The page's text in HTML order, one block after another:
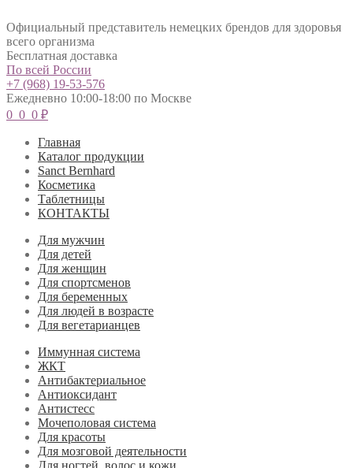
Официальный представитель немецких брендов для здоровья
всего организма
Бесплатная доставка
По всей России
+7 (968) 19-53-576
Ежедневно 10:00-18:00 по Москве
0 0 0 ₽
Главная
Каталог продукции
Sanct Bernhard
Косметика
Таблетницы
КОНТАКТЫ
Для мужчин
Для детей
Для женщин
Для спортсменов
Для беременных
Для людей в возрасте
Для вегетарианцев
Иммунная система
ЖКТ
Антибактериальное
Антиоксидант
Антистесс
Мочеполовая система
Для красоты
Для мозговой деятельности
Для ногтей, волос и кожи